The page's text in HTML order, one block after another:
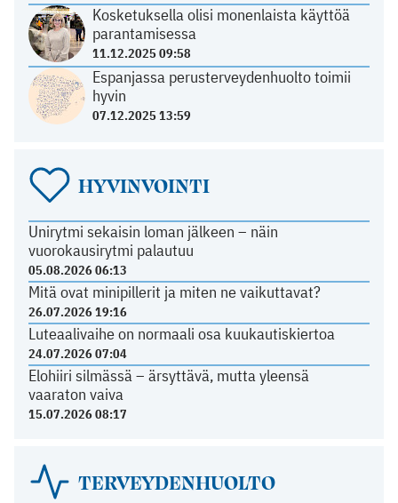
Kosketuksella olisi monenlaista käyttöä
parantamisessa
11.12.2025 09:58
Espanjassa perusterveydenhuolto toimii
hyvin
07.12.2025 13:59
HYVINVOINTI
Unirytmi sekaisin loman jälkeen – näin
vuorokausirytmi palautuu
05.08.2026 06:13
Mitä ovat minipillerit ja miten ne vaikuttavat?
26.07.2026 19:16
Luteaalivaihe on normaali osa kuukautiskiertoa
24.07.2026 07:04
Elohiiri silmässä – ärsyttävä, mutta yleensä
vaaraton vaiva
15.07.2026 08:17
TERVEYDENHUOLTO